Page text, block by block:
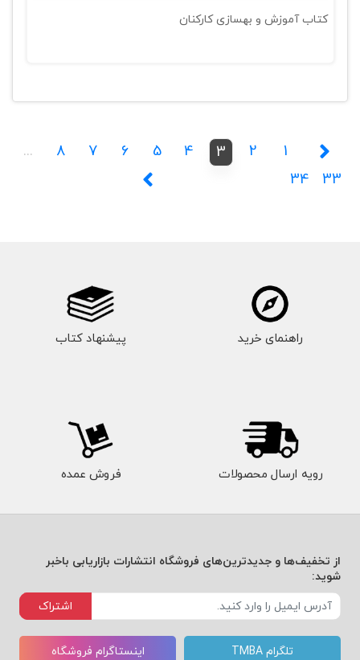
کتاب آموزش و بهسازی کارکنان
1
2
3
4
5
6
7
8
...
33
34
راهنمای خرید پیشنهاد کتاب
رویه ارسال محصولات فروش عمده
از تخفیف‌ها و جدیدترین‌های فروشگاه انتشارات بازاریابی باخبر
شوید:
اشتراک
تلگرام TMBA اینستاگرام فروشگاه